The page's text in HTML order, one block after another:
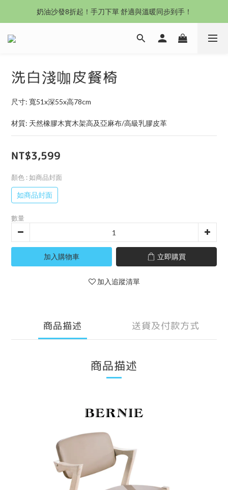
沙發新登場｜想躺就躺，頭等艙到商務艙一次擁有
奶油沙發8折起！手刀下單 舒適與溫暖同步到手！
Outlet專區：期間限定，驚喜下殺中！
洗白淺咖皮餐椅
尺寸: 寬51x深55x高78cm
材質: 天然橡膠木實木架高及亞麻布/高級乳膠皮革
NT$3,599
顏色 : 如商品封面
如商品封面
數量
加入購物車 立即購買
加入追蹤清單
商品描述 送貨及付款方式
商品描述